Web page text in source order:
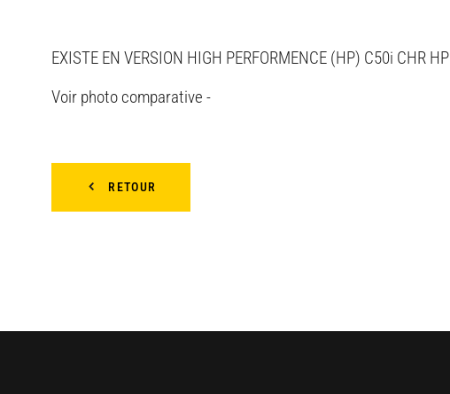
EXISTE EN VERSION HIGH PERFORMENCE (HP) C50i CHR
Voir photo comparative -
RETOUR